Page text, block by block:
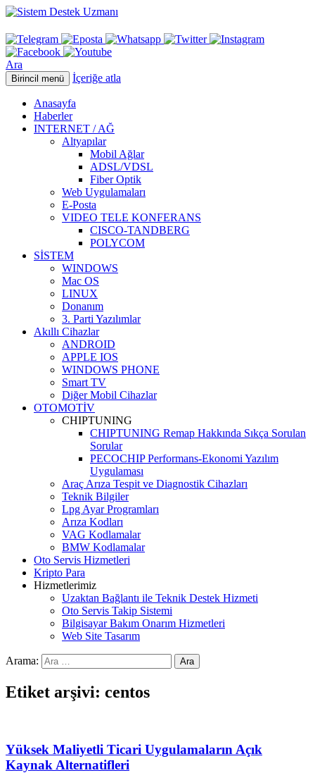
Ara
Birincil menü İçeriğe atla
Anasayfa
Haberler
INTERNET / AĞ
Altyapılar
Mobil Ağlar
ADSL/VDSL
Fiber Optik
Web Uygulamaları
E-Posta
VIDEO TELE KONFERANS
CISCO-TANDBERG
POLYCOM
SİSTEM
WINDOWS
Mac OS
LINUX
Donanım
3. Parti Yazılımlar
Akıllı Cihazlar
ANDROID
APPLE IOS
WINDOWS PHONE
Smart TV
Diğer Mobil Cihazlar
OTOMOTİV
CHIPTUNING
CHIPTUNING Remap Hakkında Sıkça Sorulan
Sorular
PECOCHIP Performans-Ekonomi Yazılım
Uygulaması
Araç Arıza Tespit ve Diagnostik Cihazları
Teknik Bilgiler
Lpg Ayar Programları
Arıza Kodları
VAG Kodlamalar
BMW Kodlamalar
Oto Servis Hizmetleri
Kripto Para
Hizmetlerimiz
Uzaktan Bağlantı ile Teknik Destek Hizmeti
Oto Servis Takip Sistemi
Bilgisayar Bakım Onarım Hizmetleri
Web Site Tasarım
Arama:
Etiket arşivi: centos
Yüksek Maliyetli Ticari Uygulamaların Açık
Kaynak Alternatifleri